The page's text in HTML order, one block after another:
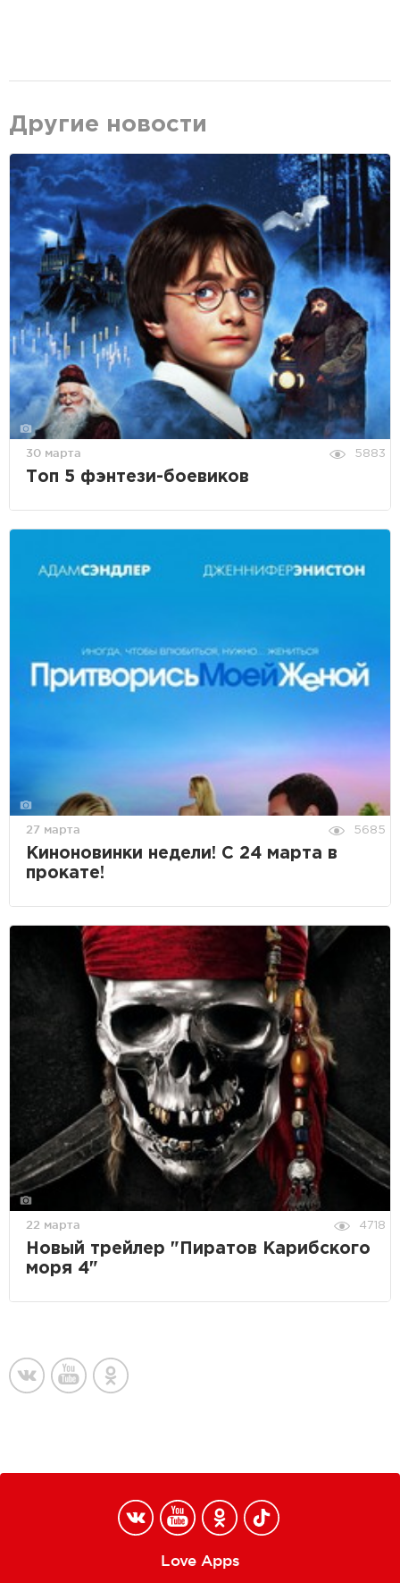
Другие новости
30 марта 5883
Топ 5 фэнтези-боевиков
27 марта 5685
Киноновинки недели! С 24 марта в
прокате!
22 марта 4718
Новый трейлер "Пиратов Карибского
моря 4"
Love Apps